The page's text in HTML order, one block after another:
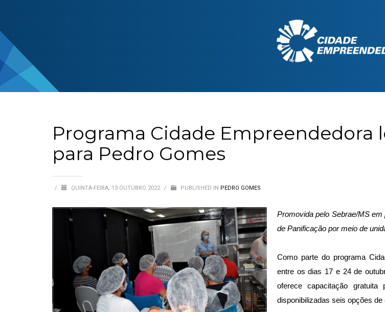
Programa Cidade Empreendedora
para Pedro Gomes
/ QUINTA-FEIRA, 13 OUTUBRO 2022 / PUBLISHED IN PEDRO GOMES
Promovida pelo Sebrae/MS
de Panificação por meio de
Como parte do programa
entre os dias 17 e 24 de
oferece capacitação
disponibilizadas seis opções